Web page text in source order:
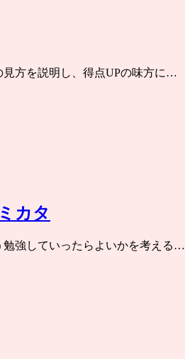
見方を説明し、得点UPの味方に…
カタ
勉強していったらよいかを考える…